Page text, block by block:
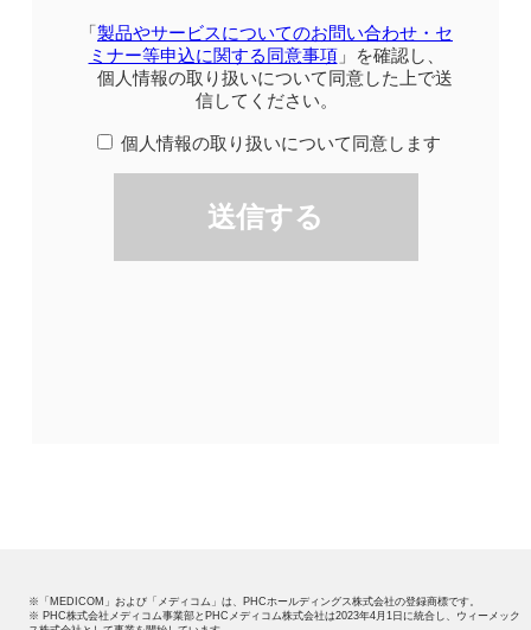
※「MEDICOM」および「メディコム」は、PHCホールディングス株式会社の登録商標です。
※ PHC株式会社メディコム事業部とPHCメディコム株式会社は2023年4月1日に統合し、ウィーメック